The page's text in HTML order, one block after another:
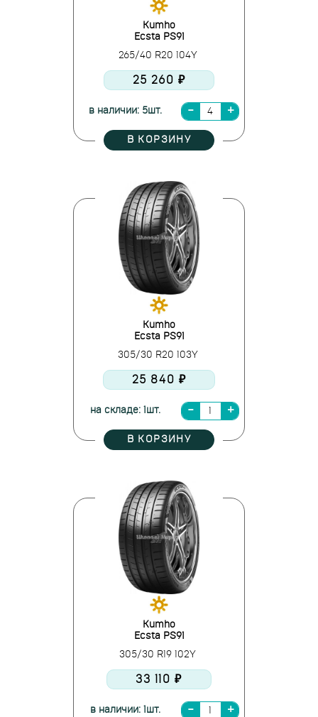
Kumho
Ecsta PS91
265/40 R20 104Y
25 260 ₽
в наличии: 5шт.
В КОРЗИНУ
Kumho
Ecsta PS91
305/30 R20 103Y
25 840 ₽
на складе: 1шт.
В КОРЗИНУ
Kumho
Ecsta PS91
305/30 R19 102Y
33 110 ₽
в наличии: 1шт.